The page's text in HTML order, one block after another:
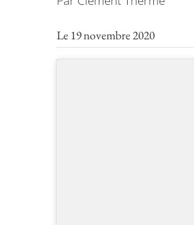
Le 19 novembre 2020